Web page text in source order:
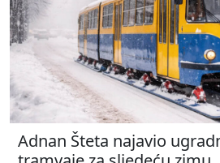
Adnan Šteta najavio